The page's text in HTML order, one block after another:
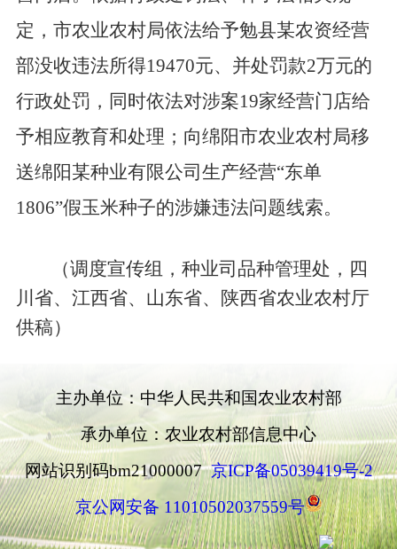
定，市农业农村局依法给予勉县某农资经营
部没收违法所得19470元、并处罚款2万元的
行政处罚，同时依法对涉案19家经营门店给
予相应教育和处理；向绵阳市农业农村局移
送绵阳某种业有限公司生产经营“东单
1806”假玉米种子的涉嫌违法问题线索。
（调度宣传组，种业司品种管理处，四
川省、江西省、山东省、陕西省农业农村厅
供稿）
主办单位：中华人民共和国农业农村部
承办单位：农业农村部信息中心
网站识别码bm21000007京ICP备05039419号-2
京公网安备 11010502037559号